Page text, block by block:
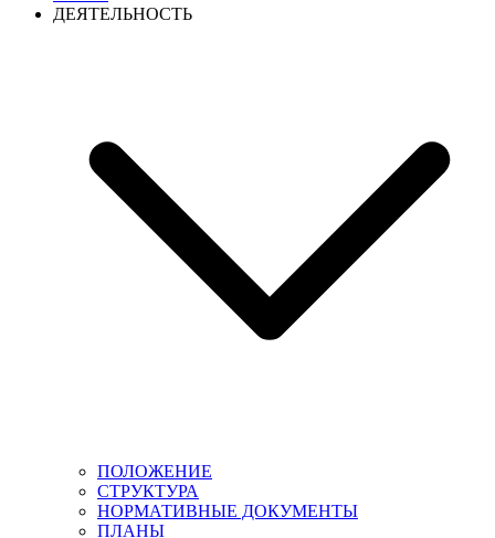
ДЕЯТЕЛЬНОСТЬ
ПОЛОЖЕНИЕ
СТРУКТУРА
НОРМАТИВНЫЕ ДОКУМЕНТЫ
ПЛАНЫ